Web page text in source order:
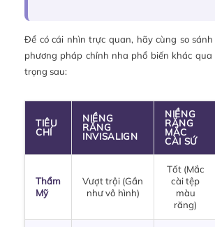
Để có cái nhìn trực quan, hãy cùng so sánh
phương pháp chỉnh nha phổ biến khác qua
trọng sau:
TIÊU
CHÍ
NIỀNG
RĂNG
INVISALIGN
NIỀNG
RĂNG
MẮC
CÀI SỨ
Thẩm
Mỹ
Vượt trội (Gần
như vô hình)
Tốt (Mắc
cài tệp
màu
răng)